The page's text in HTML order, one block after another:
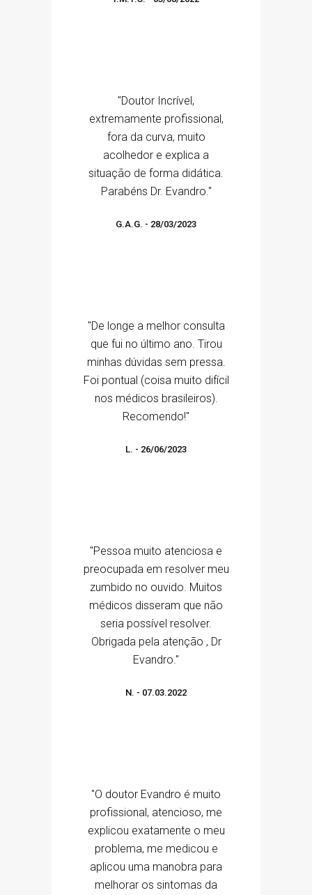
"Doutor Incrível,
extremamente profissional,
fora da curva, muito
acolhedor e explica a
situação de forma didática.
Parabéns Dr. Evandro."
G.A.G. - 28/03/2023
"De longe a melhor consulta
que fui no último ano. Tirou
minhas dúvidas sem pressa.
Foi pontual (coisa muito difícil
nos médicos brasileiros).
Recomendo!"
L. - 26/06/2023
"Pessoa muito atenciosa e
preocupada em resolver meu
zumbido no ouvido. Muitos
médicos disseram que não
seria possível resolver.
Obrigada pela atenção , Dr
Evandro."
N. - 07.03.2022
"O doutor Evandro é muito
profissional, atencioso, me
explicou exatamente o meu
problema, me medicou e
aplicou uma manobra para
melhorar os sintomas da